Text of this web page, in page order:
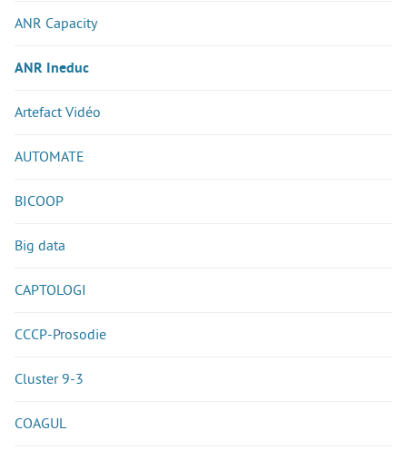
ANR Capacity
ANR Ineduc
Artefact Vidéo
AUTOMATE
BICOOP
Big data
CAPTOLOGI
CCCP-Prosodie
Cluster 9-3
COAGUL